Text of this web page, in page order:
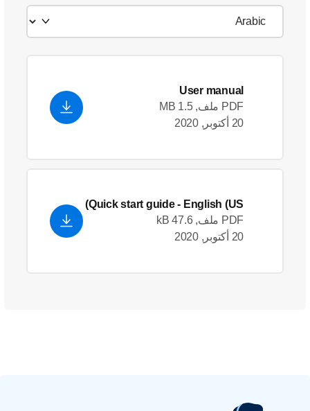
User manual
PDF ملف, 1.5 MB
20 أكتوبر, 2020
Quick start guide - English (US)
PDF ملف, 47.6 kB
20 أكتوبر, 2020